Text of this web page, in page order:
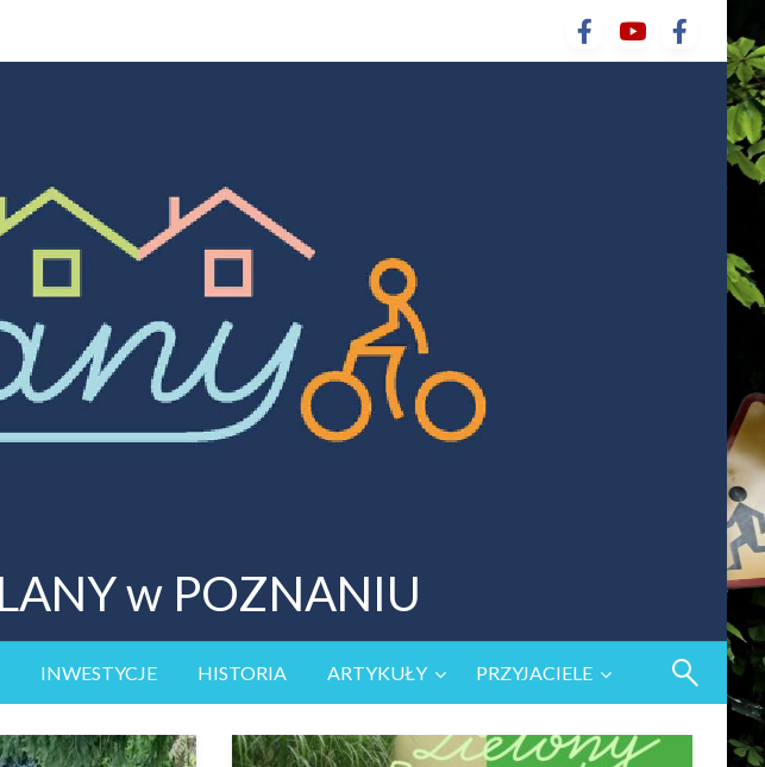
w POZNANIU
INWESTYCJE HISTORIA ARTYKUŁY PRZYJACIELE